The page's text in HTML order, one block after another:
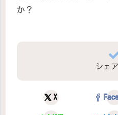
か？
シェ
X